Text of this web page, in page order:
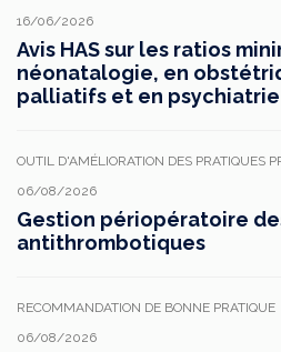
16/06/2026
Avis HAS sur les ratios
néonatalogie, en
palliatifs et en
OUTIL D'AMÉLIORATION DES PRATIQUES
06/08/2026
Gestion périopératoire
antithrombotiques
RECOMMANDATION DE BONNE PRATIQUE
06/08/2026